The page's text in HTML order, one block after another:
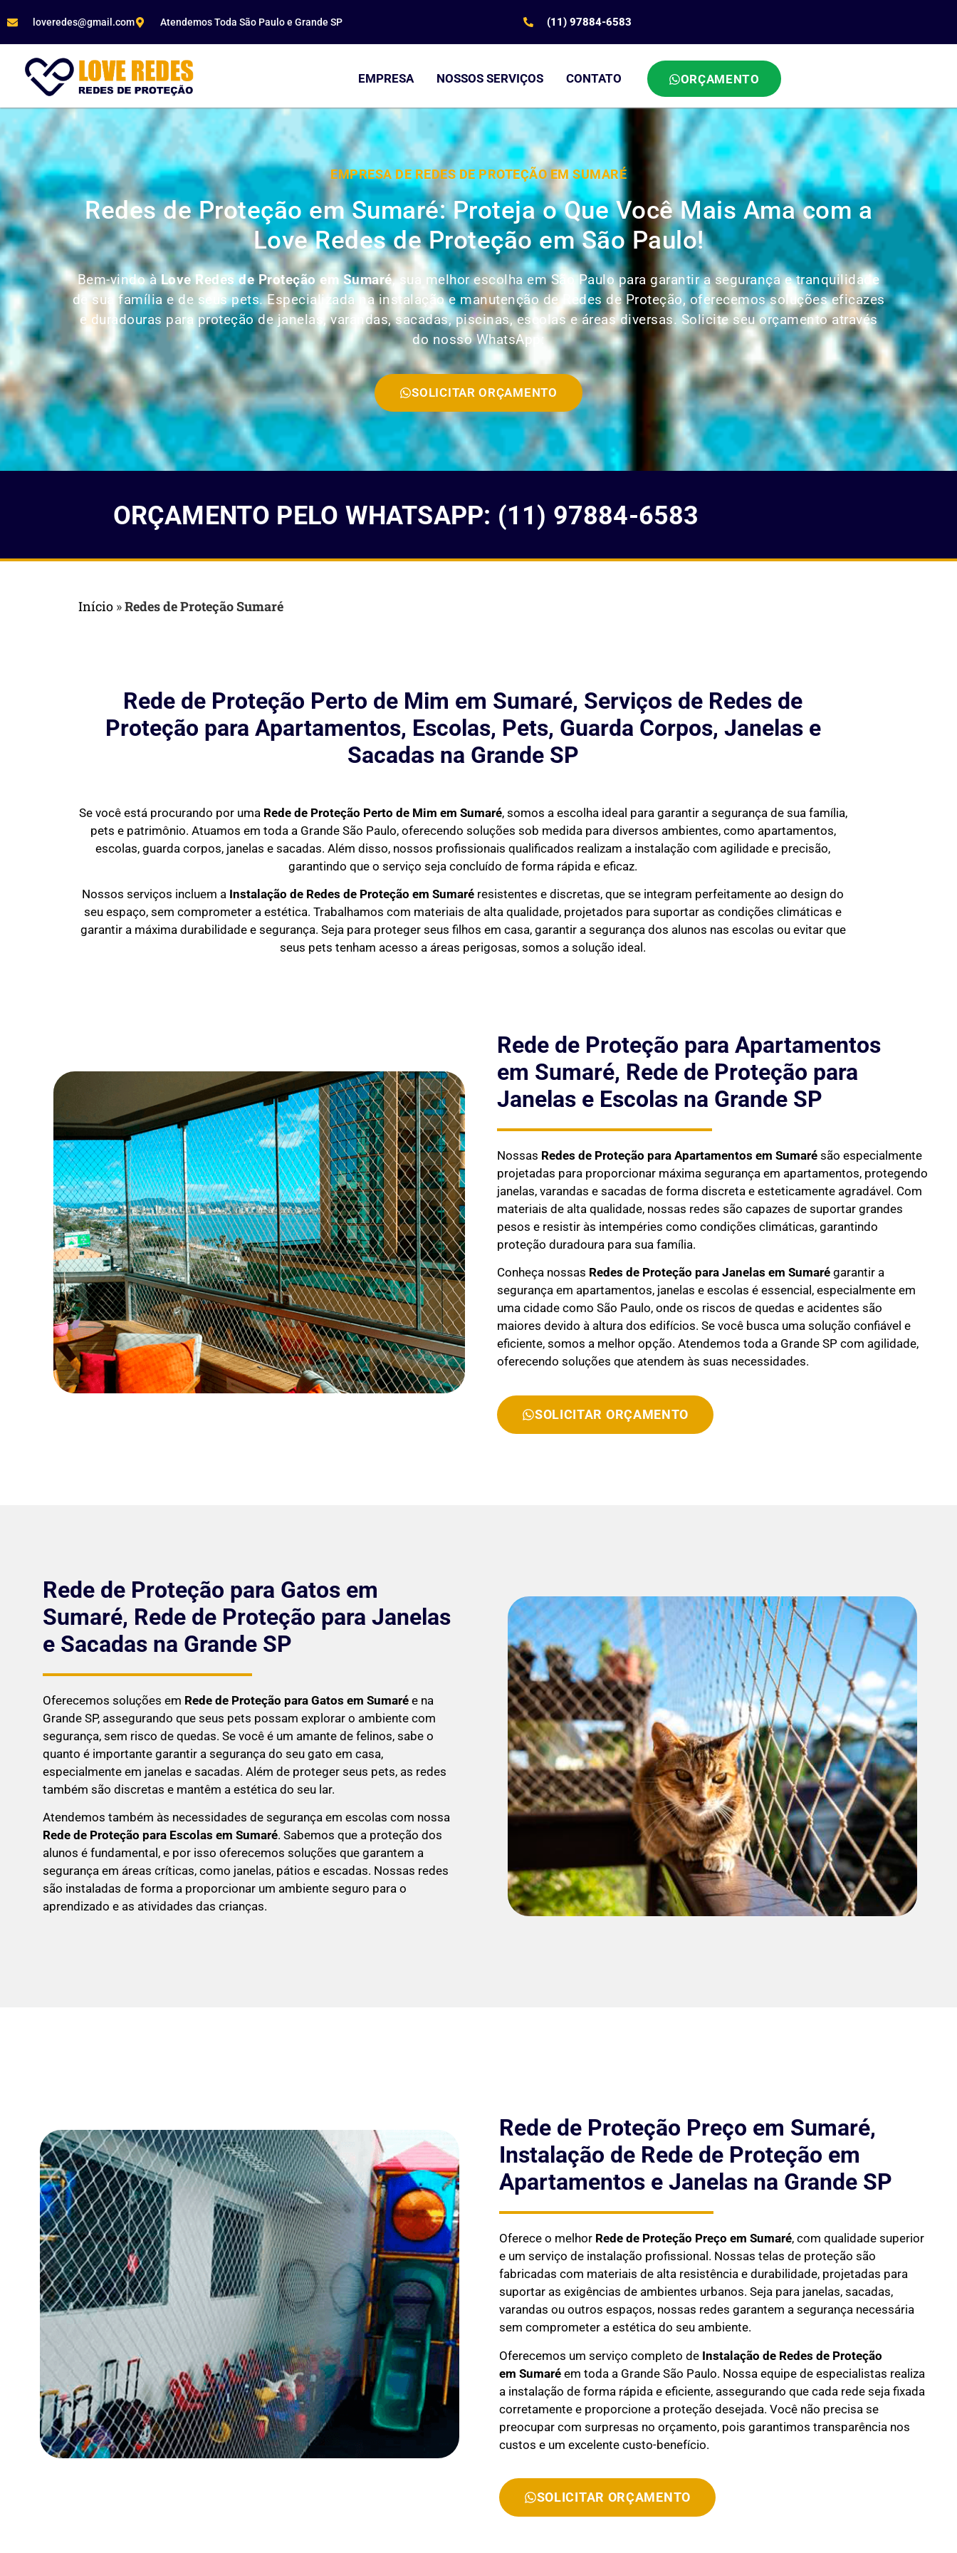
loveredes@gmail.com Atendemos Toda São Paulo e Grande SP (11) 97884-6583
EMPRESA NOSSOS SERVIÇOS CONTATO ORÇAMENTO
EMPRESA DE REDES DE PROTEÇÃO EM SUMARÉ
Redes de Proteção em Sumaré: Proteja o Que Você Mais Ama com a
Love Redes de Proteção em São Paulo!
Bem-vindo à Love Redes de Proteção em Sumaré, sua melhor escolha em São Paulo para garantir a segurança e tranquilidade
de sua família e de seus pets. Especializada na instalação e manutenção de Redes de Proteção, oferecemos soluções eficazes
e duradouras para proteção de janelas, varandas, sacadas, piscinas, escolas e áreas diversas. Solicite seu orçamento através
do nosso WhatsApp:
SOLICITAR ORÇAMENTO
ORÇAMENTO PELO WHATSAPP: (11) 97884-6583
Início »Redes de Proteção Sumaré
Rede de Proteção Perto de Mim em Sumaré, Serviços de Redes de
Proteção para Apartamentos, Escolas, Pets, Guarda Corpos, Janelas e
Sacadas na Grande SP
Se você está procurando por uma Rede de Proteção Perto de Mim em Sumaré, somos a escolha ideal para garantir a segurança de sua família,
pets e patrimônio. Atuamos em toda a Grande São Paulo, oferecendo soluções sob medida para diversos ambientes, como apartamentos,
escolas, guarda corpos, janelas e sacadas. Além disso, nossos profissionais qualificados realizam a instalação com agilidade e precisão,
garantindo que o serviço seja concluído de forma rápida e eficaz.
Nossos serviços incluem a Instalação de Redes de Proteção em Sumaré resistentes e discretas, que se integram perfeitamente ao design do
seu espaço, sem comprometer a estética. Trabalhamos com materiais de alta qualidade, projetados para suportar as condições climáticas e
garantir a máxima durabilidade e segurança. Seja para proteger seus filhos em casa, garantir a segurança dos alunos nas escolas ou evitar que
seus pets tenham acesso a áreas perigosas, somos a solução ideal.
Rede de Proteção para Apartamentos
em Sumaré, Rede de Proteção para
Janelas e Escolas na Grande SP
Nossas Redes de Proteção para Apartamentos em Sumarésão especialmente
projetadas para proporcionar máxima segurança em apartamentos, protegendo
janelas, varandas e sacadas de forma discreta e esteticamente agradável. Com
materiais de alta qualidade, nossas redes são capazes de suportar grandes
pesos e resistir às intempéries como condições climáticas, garantindo
proteção duradoura para sua família.
Conheça nossas Redes de Proteção para Janelas em Sumarégarantir a
segurança em apartamentos, janelas e escolas é essencial, especialmente em
uma cidade como São Paulo, onde os riscos de quedas e acidentes são
maiores devido à altura dos edifícios. Se você busca uma solução confiável e
eficiente, somos a melhor opção. Atendemos toda a Grande SP com agilidade,
oferecendo soluções que atendem às suas necessidades.
SOLICITAR ORÇAMENTO
Rede de Proteção para Gatos em
Sumaré, Rede de Proteção para Janelas
e Sacadas na Grande SP
Oferecemos soluções em Rede de Proteção para Gatos em Sumaré e na
Grande SP, assegurando que seus pets possam explorar o ambiente com
segurança, sem risco de quedas. Se você é um amante de felinos, sabe o
quanto é importante garantir a segurança do seu gato em casa,
especialmente em janelas e sacadas. Além de proteger seus pets, as redes
também são discretas e mantêm a estética do seu lar.
Atendemos também às necessidades de segurança em escolas com nossa
Rede de Proteção para Escolas em Sumaré. Sabemos que a proteção dos
alunos é fundamental, e por isso oferecemos soluções que garantem a
segurança em áreas críticas, como janelas, pátios e escadas. Nossas redes
são instaladas de forma a proporcionar um ambiente seguro para o
aprendizado e as atividades das crianças.
Rede de Proteção Preço em Sumaré,
Instalação de Rede de Proteção em
Apartamentos e Janelas na Grande SP
Oferece o melhor Rede de Proteção Preço em Sumaré, com qualidade superior
e um serviço de instalação profissional. Nossas telas de proteção são
fabricadas com materiais de alta resistência e durabilidade, projetadas para
suportar as exigências de ambientes urbanos. Seja para janelas, sacadas,
varandas ou outros espaços, nossas redes garantem a segurança necessária
sem comprometer a estética do seu ambiente.
Oferecemos um serviço completo de Instalação de Redes de Proteção
em Sumaréem toda a Grande São Paulo. Nossa equipe de especialistas realiza
a instalação de forma rápida e eficiente, assegurando que cada rede seja fixada
corretamente e proporcione a proteção desejada. Você não precisa se
preocupar com surpresas no orçamento, pois garantimos transparência nos
custos e um excelente custo-benefício.
SOLICITAR ORÇAMENTO